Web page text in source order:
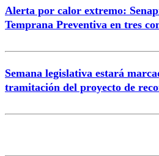
Alerta por calor extremo:
Temprana Preventiva en tres
Semana legislativa estará
tramitación del proyecto de